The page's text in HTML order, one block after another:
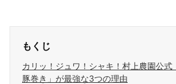
もくじ
カリッ！ジュワ！シャキ！村上農園公式
豚巻き」が最強な3つの理由